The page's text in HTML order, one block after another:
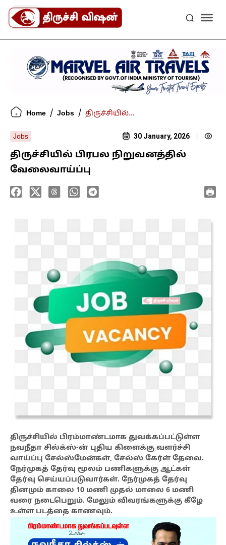
Home / Jobs / திருச்சியில்...
Jobs 30 January, 2026
திருச்சியில் பிரபல நிறுவனத்தில்
வேலைவாய்ப்பு
திருச்சியில் பிரம்மாண்டமாக துவக்கப்பட்டுள்ள
நவநீதா சில்க்ஸ்-ன் புதிய கிளைக்கு வளர்ச்சி
வாய்ப்பு சேல்ஸ்மேன்கள், சேல்ஸ் கேர்ள் தேவை.
நேர்முகத் தேர்வு மூலம் பணிகளுக்கு ஆட்கள்
தேர்வு செய்யப்படுவார்கள். நேர்முகத் தேர்வு
தினமும் காலை 10 மணி முதல் மாலை 6 மணி
வரை நடைபெறும். மேலும் விவரங்களுக்கு கீழே
உள்ள படத்தை காணவும்.